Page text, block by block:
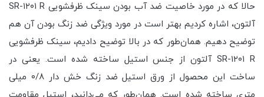
حالا که در مورد خاصیت ضد آب بودن سینک ظرفشویی SR-۱۲۰۱ R
آلتون، اشاره کردیم بهتر است در مورد ویژگی ضد زنگ بودن آن هم
توضیح دهیم. همان‌طور که در بالا توضیح دادیم، سینک ظرفشویی
SR-۱۲۰۱ R آلتون از جنس استیل ساخته شده است. یعنی در
ساخت این محصول از ورق استیل ضد زنگ خش دار ۰/۸ میلی